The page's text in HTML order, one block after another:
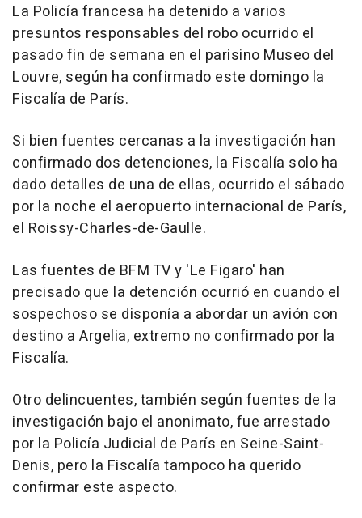
La Policía francesa ha detenido a varios
presuntos responsables del robo ocurrido el
pasado fin de semana en el parisino Museo del
Louvre, según ha confirmado este domingo la
Fiscalía de París.
Si bien fuentes cercanas a la investigación han
confirmado dos detenciones, la Fiscalía solo ha
dado detalles de una de ellas, ocurrido el sábado
por la noche el aeropuerto internacional de París,
el Roissy-Charles-de-Gaulle.
Las fuentes de BFM TV y 'Le Figaro' han
precisado que la detención ocurrió en cuando el
sospechoso se disponía a abordar un avión con
destino a Argelia, extremo no confirmado por la
Fiscalía.
Otro delincuentes, también según fuentes de la
investigación bajo el anonimato, fue arrestado
por la Policía Judicial de París en Seine-Saint-
Denis, pero la Fiscalía tampoco ha querido
confirmar este aspecto.